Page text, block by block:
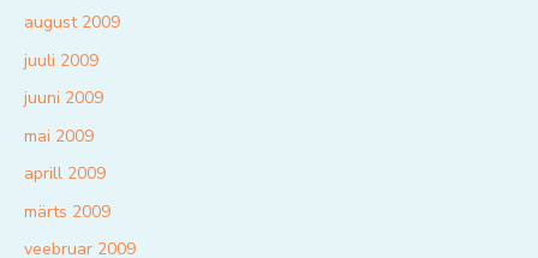
august 2009
juuli 2009
juuni 2009
mai 2009
aprill 2009
märts 2009
veebruar 2009